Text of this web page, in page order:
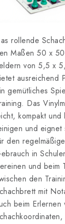
rollende
Maßen 50 x
von 5,5 x
ausreichend
gemütliches
Das
kompakt und
und eignet
den
in
und beim
den
mit
beim Erlernen